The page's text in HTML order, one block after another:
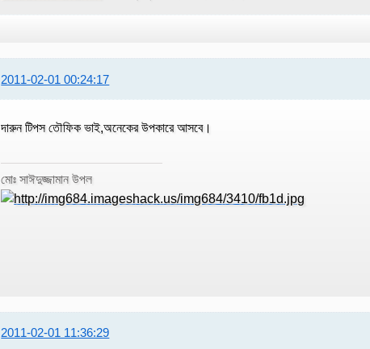
2011-02-01 00:24:17
দারুন টিপস তৌফিক ভাই,অনেকের উপকারে আসবে।
মোঃ সাঈদুজ্জামান উপল
2011-02-01 11:36:29